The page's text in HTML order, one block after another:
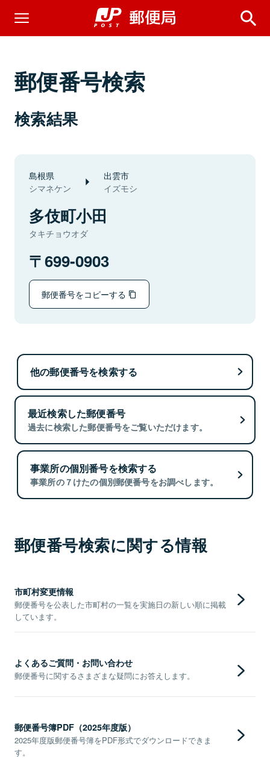
郵便番号検索
検索結果
島根県
シマネケン
出雲市
イズモシ
多伎町小田
タキチョウオダ
699-0903
郵便番号をコピーする
他の郵便番号を検索する
最近検索した郵便番号
過去に検索した郵便番号をご覧いただけます。
事業所の個別番号を検索する
事業所の７けたの個別郵便番号をお調べします。
郵便番号検索に関する情報
市町村変更情報
郵便番号を公表した市町村の一覧を実施日の新しい順に掲載
しています。
よくあるご質問・お問い合わせ
郵便番号に関するさまざまな疑問にお答えします。
郵便番号簿PDF（2025年度版）
2025年度版郵便番号簿をPDF形式でダウンロードできま
す。